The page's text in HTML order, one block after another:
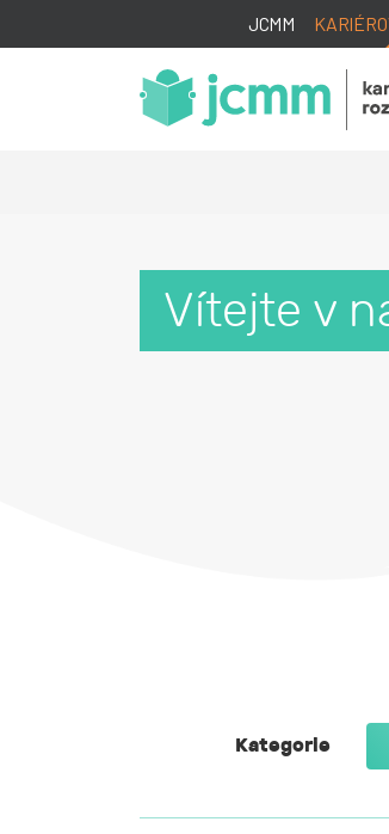
JCMM
Vítejte v
Kategorie